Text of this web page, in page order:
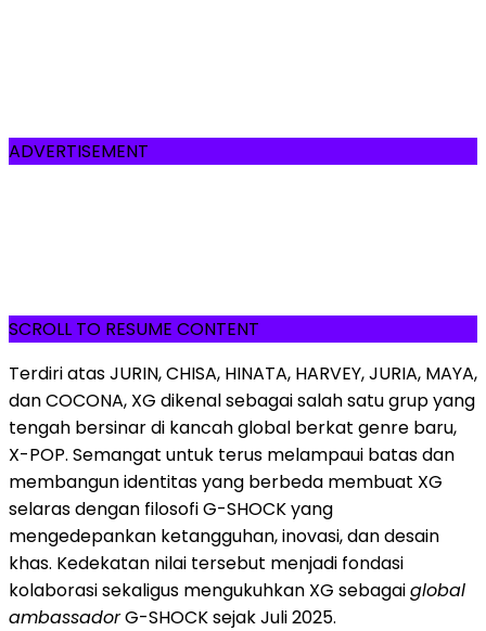
ADVERTISEMENT
SCROLL TO RESUME CONTENT
Terdiri atas JURIN, CHISA, HINATA, HARVEY, JURIA, MAYA,
dan COCONA, XG dikenal sebagai salah satu grup yang
tengah bersinar di kancah global berkat genre baru,
X-POP. Semangat untuk terus melampaui batas dan
membangun identitas yang berbeda membuat XG
selaras dengan filosofi G-SHOCK yang
mengedepankan ketangguhan, inovasi, dan desain
khas. Kedekatan nilai tersebut menjadi fondasi
kolaborasi sekaligus mengukuhkan XG sebagaiglobal
ambassadorG-SHOCK sejak Juli 2025.